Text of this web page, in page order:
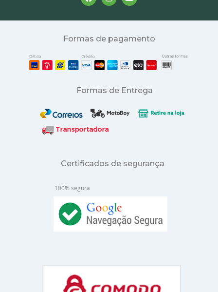
Formas de pagamento
Formas de Entrega
Certificados de segurança